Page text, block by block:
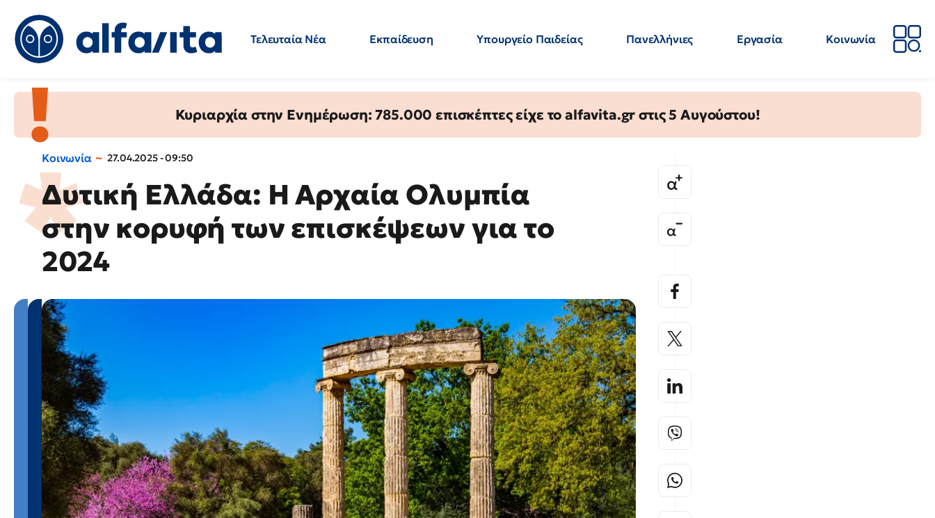
Τελευταία Νέα Εκπαίδευση Υπουργείο Παιδείας Πανελλήνιες Εργασία
Κοινωνία
Κυριαρχία στην Ενημέρωση: 785.000 επισκέπτες είχε το alfavita.gr στις 5 Αυγούστου!
Κοινωνία 27.04.2025 - 09:50
Δυτική Ελλάδα: Η Αρχαία Ολυμπία
στην κορυφή των επισκέψεων για το
2024